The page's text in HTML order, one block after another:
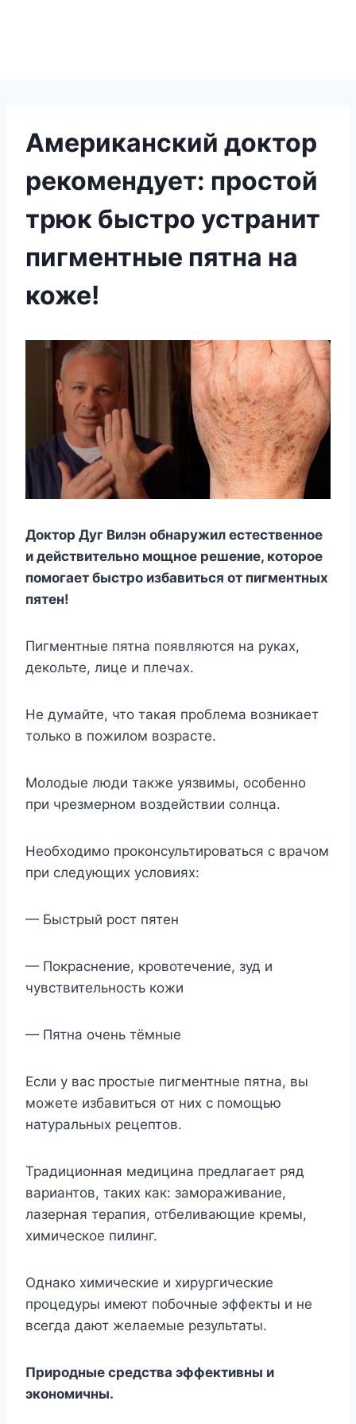
Американский доктор
рекомендует: простой
трюк быстро устранит
пигментные пятна на
коже!
Доктор Дуг Вилэн обнаружил естественное
и действительно мощное решение, которое
помогает быстро избавиться от пигментных
пятен!
Пигментные пятна появляются на руках,
декольте, лице и плечах.
Не думайте, что такая проблема возникает
только в пожилом возрасте.
Молодые люди также уязвимы, особенно
при чрезмерном воздействии солнца.
Необходимо проконсультироваться с врачом
при следующих условиях:
— Быстрый рост пятен
— Покраснение, кровотечение, зуд и
чувствительность кожи
— Пятна очень тёмные
Если у вас простые пигментные пятна, вы
можете избавиться от них с помощью
натуральных рецептов.
Традиционная медицина предлагает ряд
вариантов, таких как: замораживание,
лазерная терапия, отбеливающие кремы,
химическое пилинг.
Однако химические и хирургические
процедуры имеют побочные эффекты и не
всегда дают желаемые результаты.
Природные средства эффективны и
экономичны.